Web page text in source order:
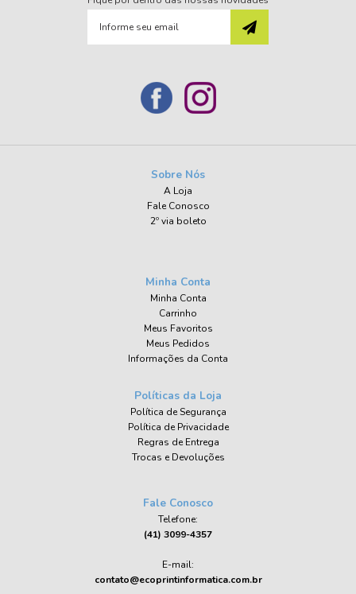
Sobre Nós
A Loja
Fale Conosco
2º via boleto
Minha Conta
Minha Conta
Carrinho
Meus Favoritos
Meus Pedidos
Informações da Conta
Políticas da Loja
Política de Segurança
Política de Privacidade
Regras de Entrega
Trocas e Devoluções
Fale Conosco
Telefone:
(41) 3099-4357
E-mail:
contato@ecoprintinformatica.com.br